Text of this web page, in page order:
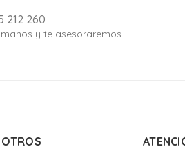
212 260
y te asesoraremos